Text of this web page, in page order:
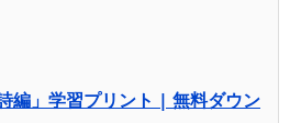
編」学習プリント | 無料ダウン